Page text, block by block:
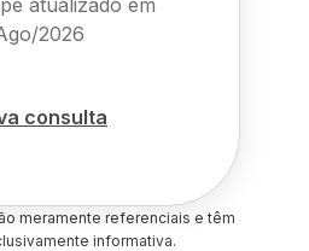
atualizado em
2026
consulta
meramente referenciais e têm
informativa.